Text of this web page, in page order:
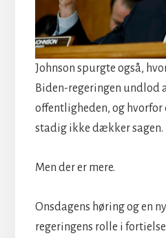
Johnson spurgte også,
Biden-regeringen undlod
offentligheden, og hvorfor
stadig ikke dækker sagen.
Men der er mere.
Onsdagens høring og en
regeringens rolle i